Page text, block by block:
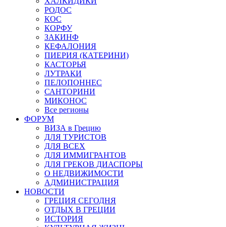
РОДОС
КОС
КОРФУ
ЗАКИНФ
КЕФАЛОНИЯ
ПИЕРИЯ (КАТЕРИНИ)
КАСТОРЬЯ
ЛУТРАКИ
ПЕЛОПОННЕС
САНТОРИНИ
МИКОНОС
Все регионы
ФОРУМ
ВИЗА в Грецию
ДЛЯ ТУРИСТОВ
ДЛЯ ВСЕХ
ДЛЯ ИММИГРАНТОВ
ДЛЯ ГРЕКОВ ДИАСПОРЫ
О НЕДВИЖИМОСТИ
АДМИНИСТРАЦИЯ
НОВОСТИ
ГРЕЦИЯ СЕГОДНЯ
ОТДЫХ В ГРЕЦИИ
ИСТОРИЯ